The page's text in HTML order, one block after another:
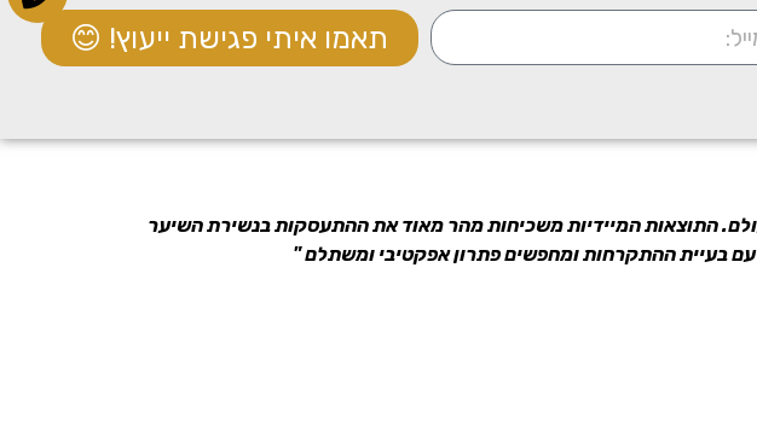
תאמו איתי פגישת ייעוץ! 😊
התוצאות המיידיות משכיחות מהר מאוד את ההתעסקות בנשירת השיער
בעיית ההתקרחות ומחפשים פתרון אפקטיבי ומשתלם "